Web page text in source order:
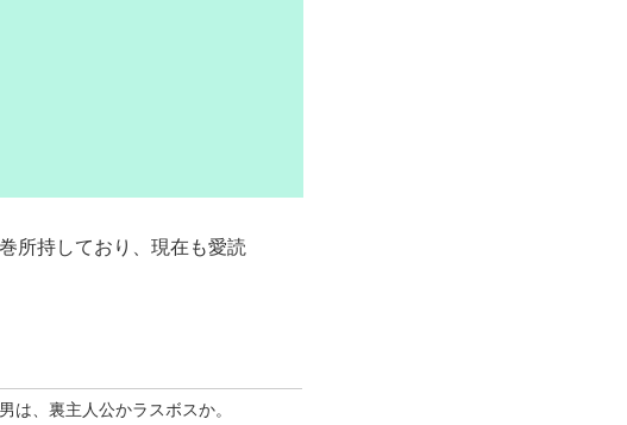
所持しており、現在も愛読
は、裏主人公かラスボスか。